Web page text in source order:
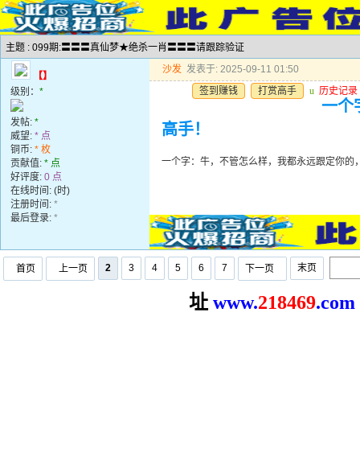
主题 : 099期:〓〓〓真仙梦★绝杀一肖〓〓〓请跟踪验证
【】
级别： *
发帖: *
威望: * 点
铜币: * 枚
贡献值: * 点
好评度: 0 点
在线时间: (时)
注册时间: *
最后登录: *
沙发 发表于: 2025-09-11 01:50
签到赚钱
打赏高手 u 历史记录
一个
高手！
一个字：牛，不管怎么样，我都永远跟定你的
首页 上一页 2 3 4 5 6 7 下一页 末页
址 www.218469.com